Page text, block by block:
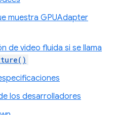
muestra GPUAdapter
de video fluida si se llama
los desarrolladores